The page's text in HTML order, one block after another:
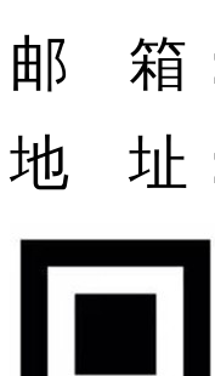
邮 箱
地 址